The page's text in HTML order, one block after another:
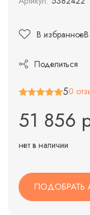
В избранное
Поделиться
50
51 856
нет в наличии
ПОДОБРАТЬ